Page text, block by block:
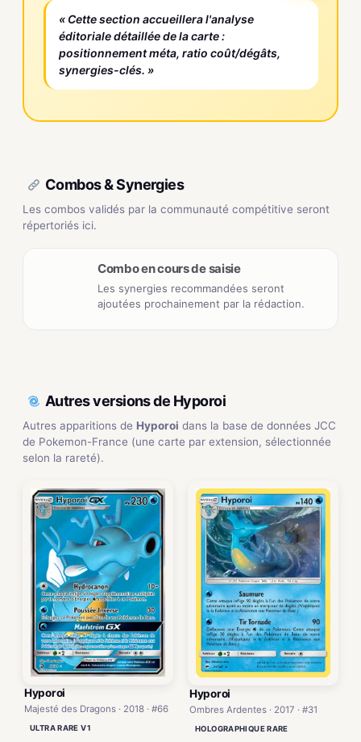
« Cette section accueillera l'analyse
éditoriale détaillée de la carte :
positionnement méta, ratio coût/dégâts,
synergies-clés. »
Combos & Synergies
Les combos validés par la communauté compétitive seront
répertoriés ici.
Combo en cours de saisie
Les synergies recommandées seront
ajoutées prochainement par la rédaction.
Autres versions de Hyporoi
Autres apparitions de Hyporoi dans la base de données JCC
de Pokemon-France (une carte par extension, sélectionnée
selon la rareté).
Hyporoi
Majesté des Dragons · 2018 · #66
ULTRA RARE V1
Hyporoi
Ombres Ardentes · 2017 · #31
HOLOGRAPHIQUE RARE